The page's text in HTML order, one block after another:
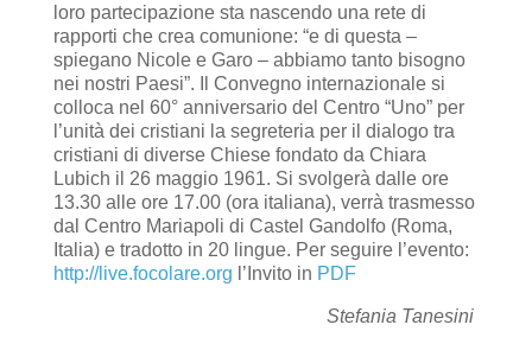
loro partecipazione sta nascendo una rete di
rapporti che crea comunione: “e di questa –
spiegano Nicole e Garo – abbiamo tanto bisogno
nei nostri Paesi”. Il Convegno internazionale si
colloca nel 60° anniversario del Centro “Uno” per
l’unità dei cristiani la segreteria per il dialogo tra
cristiani di diverse Chiese fondato da Chiara
Lubich il 26 maggio 1961. Si svolgerà dalle ore
13.30 alle ore 17.00 (ora italiana), verrà trasmesso
dal Centro Mariapoli di Castel Gandolfo (Roma,
Italia) e tradotto in 20 lingue. Per seguire l’evento:
http://live.focolare.org l’Invito in PDF
Stefania Tanesini